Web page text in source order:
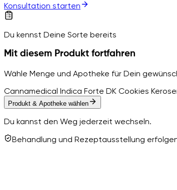
Konsultation starten
Du kennst Deine Sorte bereits
Mit diesem Produkt fortfahren
Wähle Menge und Apotheke für Dein
Cannamedical Indica Forte DK Cookies
Produkt & Apotheke wählen
Du kannst den Weg jederzeit wechseln.
Behandlung und Rezeptausstellung